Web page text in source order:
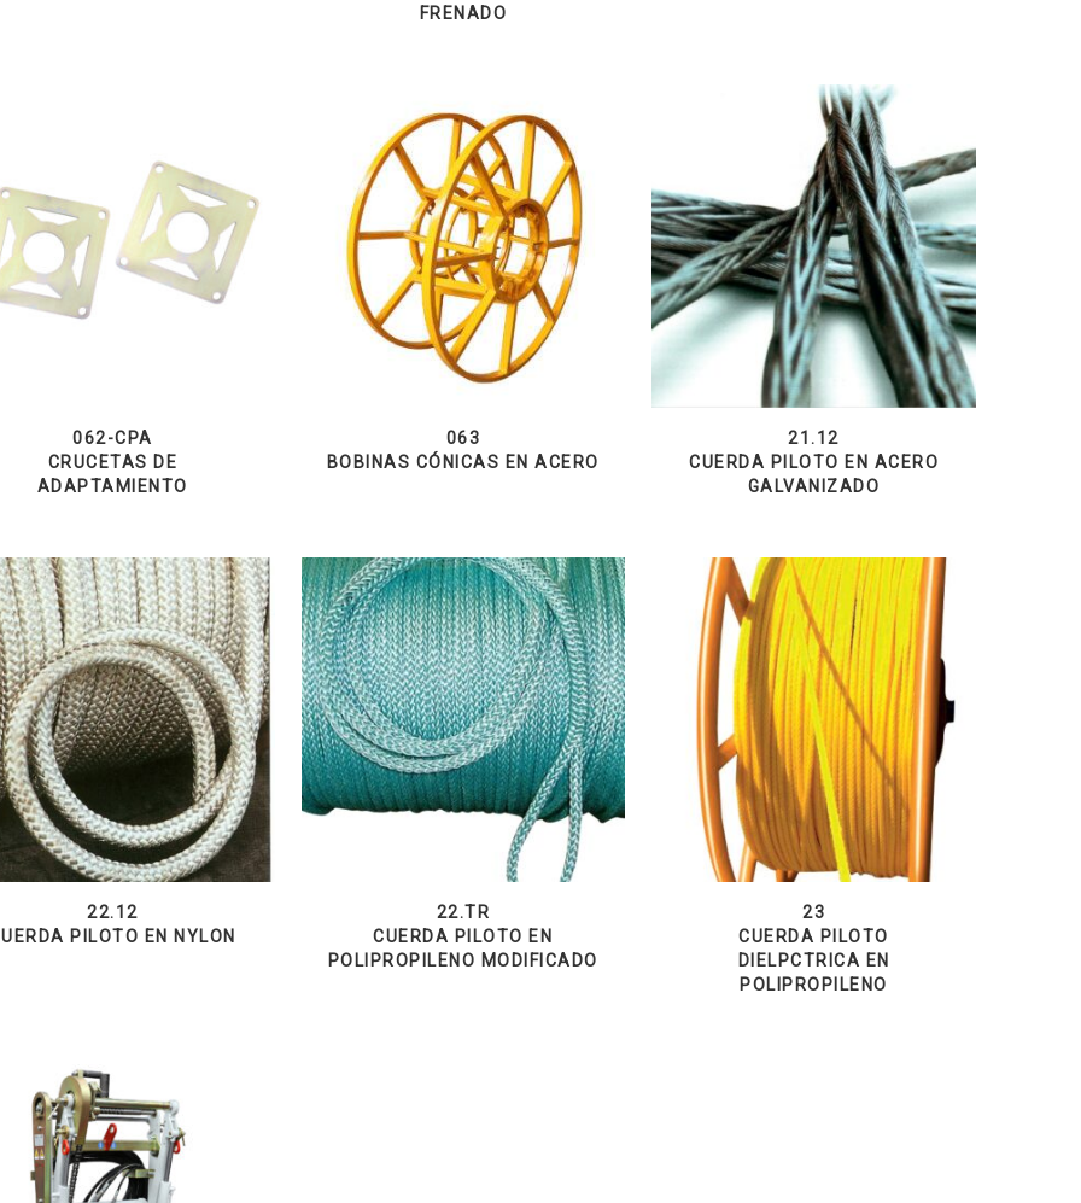
FRENADO
062-CPA
CRUCETAS DE
ADAPTAMIENTO
063
BOBINAS CÓNICAS EN ACERO
21.12
CUERDA PILOTO EN ACERO
GALVANIZADO
22.12
PILOTO EN NYLON
22.TR
CUERDA PILOTO EN
POLIPROPILENO MODIFICADO
23
CUERDA PILOTO
DIELРCTRICA EN
POLIPROPILENO